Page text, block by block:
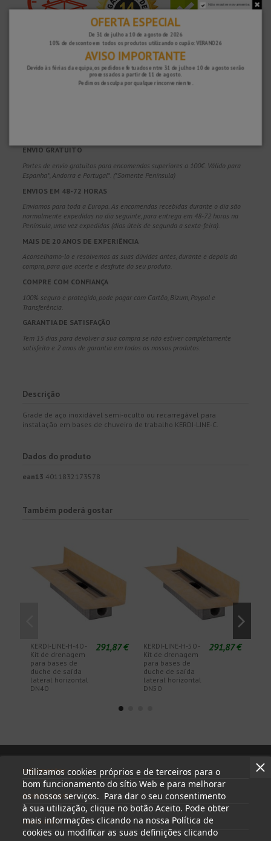
ENVIO GRATUITO
Portes de envio gratuitos para encomendas superiores a 100€. Válido para
Espanha*, Andorra e Portugal*. (*Somente Península)
ENVIOS EM 48-72 HORAS
Enviamos para toda a Europa. As encomendas recebidas durante o dia são
normalmente expedidas no dia seguinte, para entrega em 48-72 horas na
Península, uma vez expedidas (dias úteis de segunda a sexta-feira).
MAIS DE 20 ANOS DE EXPERIÊNCIA
Aconselhamo-lo e resolvemos as suas dúvidas antes, durante e depois da
compra, para que acerte e desfrute do seu produto.
COMPRE COM CONFIANÇA
100% seguro e protegido, pode pagar com Cartão, Bizum, Paypal e
Transferência.
GARANTIA DE SATISFAÇÃO
Tem 15 dias para devolver a sua compra se não estiver completamente
satisfeito e 2 anos de garantia em todos os nossos produtos.
Descrição
Grade de aço inoxidável semi-oculto ou recarregável para
instalação em bases de chuveiro de trabalho KERDI-LINE-C.
Dados do produto
ean13 4011832173578
Também poderá gostar
KERDI-LINE-H-40 -
Kit de drenagem
para bases de
duche de saída
lateral horizontal
DN40
291,87 €
KERDI-LINE-H-50 -
Kit de drenagem
para bases de
duche de saída
lateral horizontal
DN50
291,87 €
Utilizamos cookies próprios e de terceiros para o
bom funcionamento do sítio Web e para melhorar
os nossos serviços. Para dar o seu consentimento
à sua utilização, clique no botão Aceito. Pode obter
mais informações clicando na nossa Política de
cookies ou modificar as suas definições clicando
Informações
A minha conta
Contactar
Não mostre novamente.
OFERTA ESPECIAL
De 31 de julho a 10 de agosto de 2026
10% de desconto em todos os produtos utilizando o cupão: VERANO26
AVISO IMPORTANTE
Devido às férias da equipa, os pedidos efetuados entre 31 de julho e 10 de agosto serão
processados ​​a partir de 11 de agosto.
Pedimos desculpa por qualquer inconveniente.